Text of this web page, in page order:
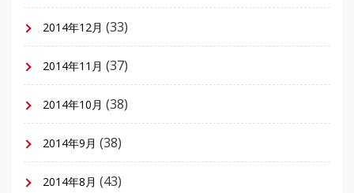
2014年12月 (33)
2014年11月 (37)
2014年10月 (38)
2014年9月 (38)
2014年8月 (43)